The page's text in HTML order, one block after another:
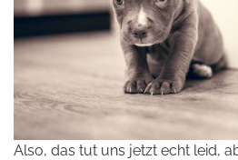
Also, das tut uns jetzt echt leid,